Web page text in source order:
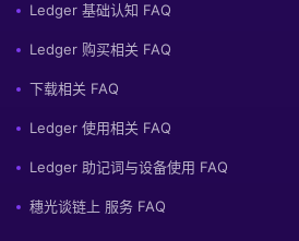
Ledger 基础认知 FAQ
Ledger 购买相关 FAQ
下载相关 FAQ
Ledger 使用相关 FAQ
Ledger 助记词与设备使用 FAQ
穗光谈链上 服务 FAQ